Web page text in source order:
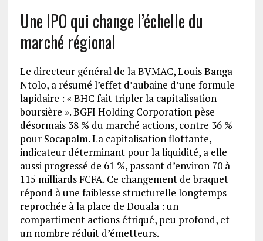
Une IPO qui change l’échelle du
marché régional
Le directeur général de la BVMAC, Louis Banga
Ntolo, a résumé l’effet d’aubaine d’une formule
lapidaire : « BHC fait tripler la capitalisation
boursière ». BGFI Holding Corporation pèse
désormais 38 % du marché actions, contre 36 %
pour Socapalm. La capitalisation flottante,
indicateur déterminant pour la liquidité, a elle
aussi progressé de 61 %, passant d’environ 70 à
115 milliards FCFA. Ce changement de braquet
répond à une faiblesse structurelle longtemps
reprochée à la place de Douala : un
compartiment actions étriqué, peu profond, et
un nombre réduit d’émetteurs.